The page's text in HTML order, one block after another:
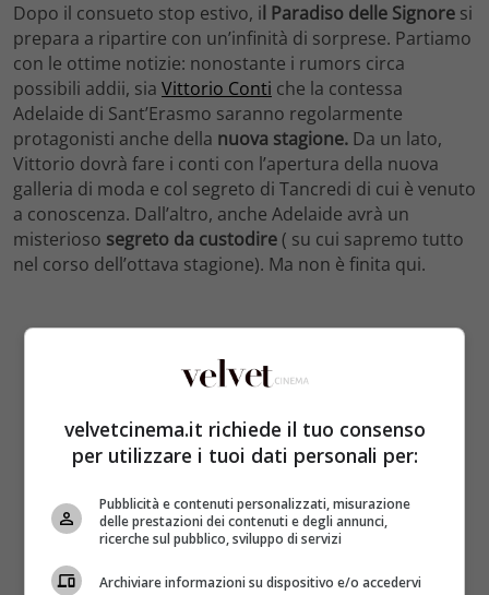
Dopo il consueto stop estivo, il Paradiso delle Signore si
prepara a ripartire con un’infinità di sorprese. Partiamo
con le ottime notizie: nonostante i rumors circa
possibili addii, sia Vittorio Conti che la contessa
Adelaide di Sant’Erasmo saranno regolarmente
protagonisti anche della nuova stagione. Da un lato,
Vittorio dovrà fare i conti con l’apertura della nuova
galleria di moda e col segreto di Tancredi di cui è venuto
a conoscenza. Dall’altro, anche Adelaide avrà un
misterioso segreto da custodire( su cui sapremo tutto
nel corso dell’ottava stagione). Ma non è finita qui.
velvetcinema.it richiede il tuo consenso
per utilizzare i tuoi dati personali per:
Pubblicità e contenuti personalizzati, misurazione
delle prestazioni dei contenuti e degli annunci,
ricerche sul pubblico, sviluppo di servizi
Archiviare informazioni su dispositivo e/o accedervi